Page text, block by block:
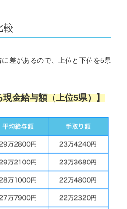
較
差があるので、上位と下位を5県
現金給与額（上位5県）】